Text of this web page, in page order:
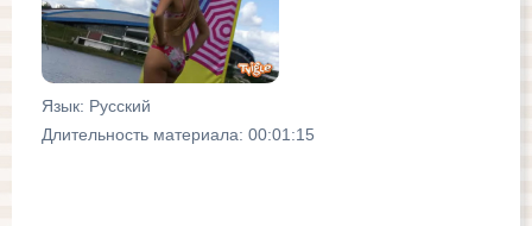
Язык: Русский
Длительность материала: 00:01:15